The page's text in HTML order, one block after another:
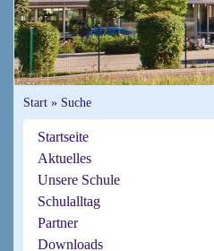
Start» Suche
Startseite
Aktuelles
Unsere Schule
Schulalltag
Partner
Downloads